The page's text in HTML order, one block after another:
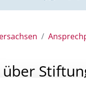
über
finanzielle